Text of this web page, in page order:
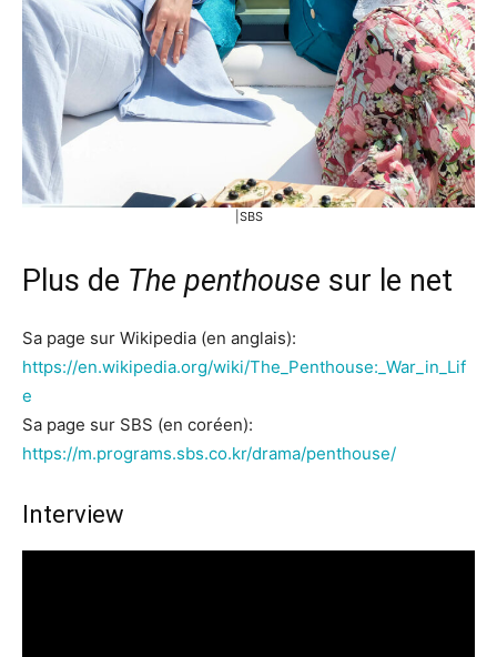
|SBS
Plus de The penthouse sur le net
Sa page sur Wikipedia (en anglais):
https://en.wikipedia.org/wiki/The_Penthouse:_War_in_Lif
e
Sa page sur SBS (en coréen):
https://m.programs.sbs.co.kr/drama/penthouse/
Interview